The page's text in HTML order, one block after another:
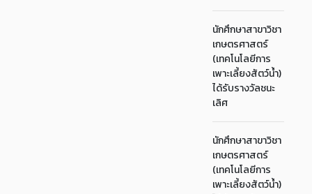
นักศึกษาสาขาวิชา
เกษตรศาสตร์
(เทคโนโลยีการ
เพาะเลี้ยงสัตว์น้ำ)
ได้รับรางวัลชนะ
เลิศ
นักศึกษาสาขาวิชา
เกษตรศาสตร์
(เทคโนโลยีการ
เพาะเลี้ยงสัตว์น้ำ)